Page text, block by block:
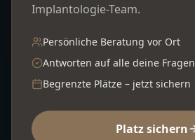
Implantologie-Team.
Persönliche Beratung vor Ort
Antworten auf alle deine Fragen
Begrenzte Plätze – jetzt sichern
Platz sichern